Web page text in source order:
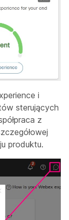
i
sterujących
z
produktu.